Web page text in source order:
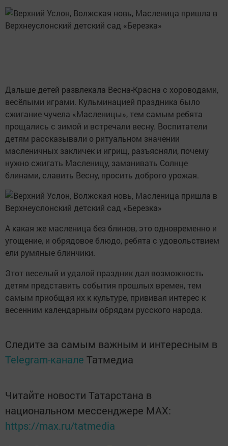
Дальше детей развлекала Весна-Красна с хороводами,
весёлыми играми. Кульминацией праздника было
сжигание чучела «Масленицы», тем самым ребята
прощались с зимой и встречали весну. Воспитатели
детям рассказывали о ритуальном значении
масленичных закличек и игрищ, разъясняли, почему
нужно сжигать Масленицу, заманивать Солнце
блинами, славить Весну, просить доброго урожая.
А какая же масленица без блинов, это одновременно и
угощение, и обрядовое блюдо, ребята с удовольствием
ели румяные блинчики.
Этот веселый и удалой праздник дал возможность
детям представить события прошлых времен, тем
самым приобщая их к культуре, прививая интерес к
весенним календарным обрядам русского народа.
Следите за самым важным и интересным в
Telegram-канале Татмедиа
Читайте новости Татарстана в
национальном мессенджере MАХ:
https://max.ru/tatmedia